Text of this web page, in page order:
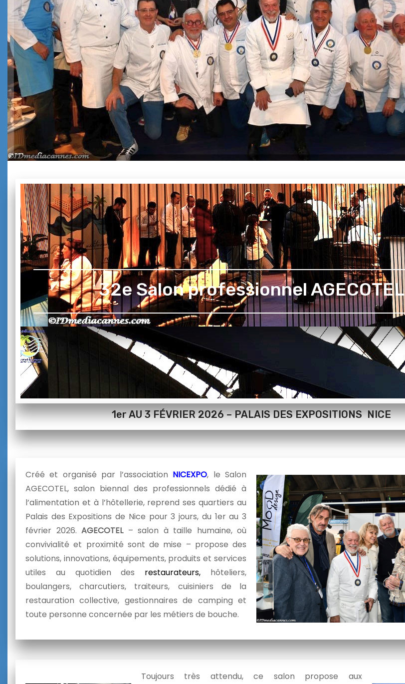
32e Salon professionnel AGECOTEL
1er AU 3 FÉVRIER 2026 – PALAIS DES EXPOSITIONS NICE
Créé et organisé par l’association NICEXPO, le Salon
AGECOTEL, salon biennal des professionnels dédié à
l’alimentation et à l’hôtellerie, reprend ses quartiers au
Palais des Expositions de Nice pour 3 jours, du 1er au 3
février 2026. AGECOTEL– salon à taille humaine, où
convivialité et proximité sont de mise – propose des
solutions, innovations, équipements, produits et services
utiles au quotidien des restaurateurs, hôteliers,
boulangers, charcutiers, traiteurs, cuisiniers de la
restauration collective, gestionnaires de camping et
toute personne concernée par les métiers de bouche.
Toujours très attendu, ce salon propose aux